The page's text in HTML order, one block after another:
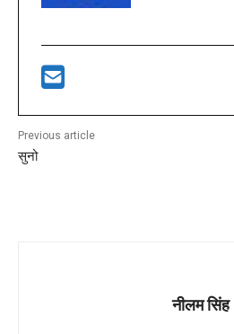
Previous article
सुनो
नीलम सिंह